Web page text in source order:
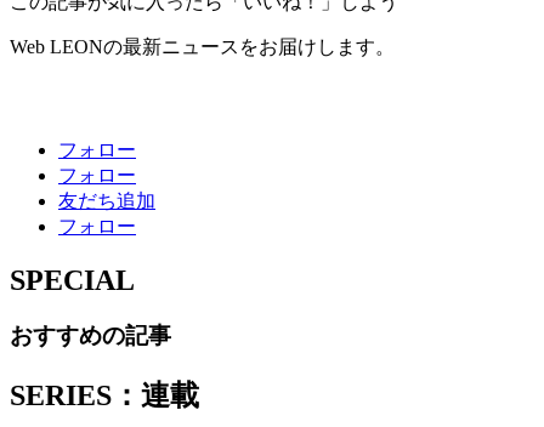
Web LEONの最新ニュースをお届けします。
フォロー
フォロー
友だち追加
フォロー
SPECIAL
おすすめの記事
SERIES：連載